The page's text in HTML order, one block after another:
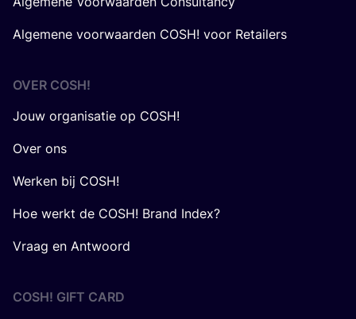
Algemene voorwaarden COSH! voor Retailers
OVER COSH!
Jouw organisatie op COSH!
Over ons
Werken bij COSH!
Hoe werkt de COSH! Brand Index?
Vraag en Antwoord
COSH! GIFT CARD